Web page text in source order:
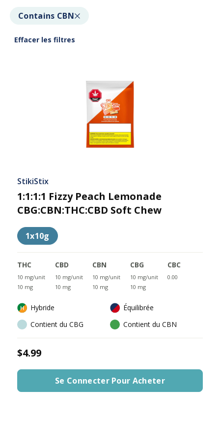
Contains CBN
Effacer les filtres
StikiStix
1:1:1:1 Fizzy Peach Lemonade
CBG:CBN:THC:CBD Soft Chew
1x10g
THC
10 mg/unit
10 mg
CBD
10 mg/unit
10 mg
CBN
10 mg/unit
10 mg
CBG
10 mg/unit
10 mg
CBC
0.00
Hybride
Équilibrée
Contient du CBG
Contient du CBN
$4.99
Se Connecter Pour Acheter